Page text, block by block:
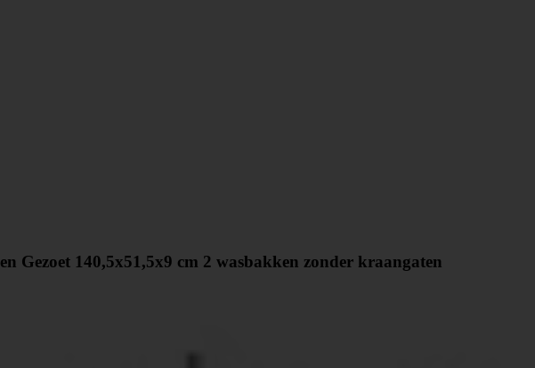
Gezoet 140,5x51,5x9 cm 2 wasbakken zonder kraangaten